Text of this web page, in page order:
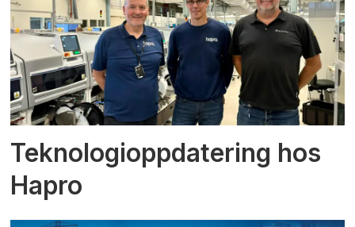
Teknologioppdatering hos
Hapro